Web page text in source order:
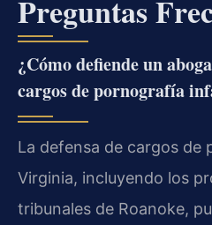
Preguntas
¿Cómo defiende un
cargos de pornografía
La defensa de cargos de
Virginia, incluyendo los
tribunales de Roanoke,